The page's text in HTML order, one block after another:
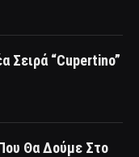
Σειρά “Cupertino”
Θα Δούμε Στο